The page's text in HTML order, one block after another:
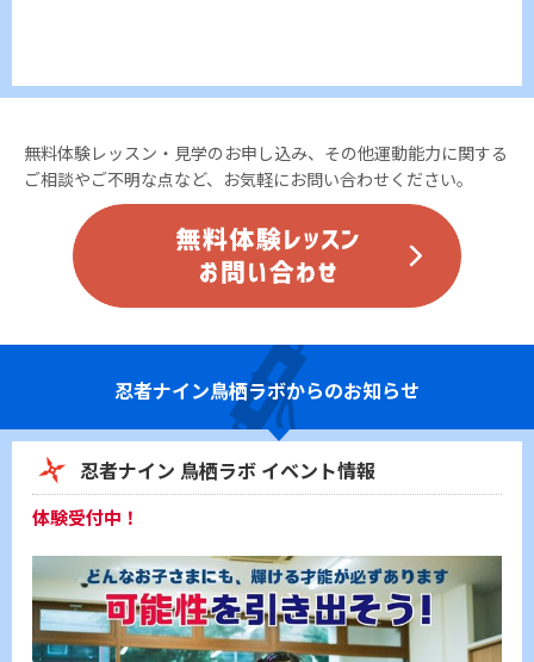
無料体験レッスン・見学のお申し込み、その他運動能力に関する
ご相談やご不明な点など、お気軽にお問い合わせください。
忍者ナイン鳥栖ラボからのお知らせ
忍者ナイン 鳥栖ラボ イベント情報
体験受付中！